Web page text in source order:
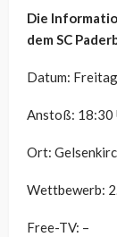
Die
dem SC
Datum:
Anstoß: 18:30
Ort:
Wettbewerb:
Free-TV: –